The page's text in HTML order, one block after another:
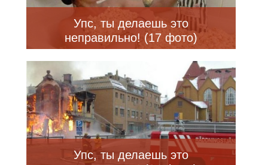
Упс, ты делаешь это
неправильно! (17 фото)
Упс, ты делаешь это